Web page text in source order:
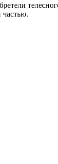
частью.